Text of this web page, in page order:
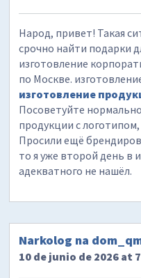
Народ, привет! Такая
срочно найти подарки
изготовление
по Москве.
изготовление
Посоветуйте
продукции с
Просили ещё
то я уже второй день в
адекватного не нашёл.
Narkolog na
10 de junio de 2026 at